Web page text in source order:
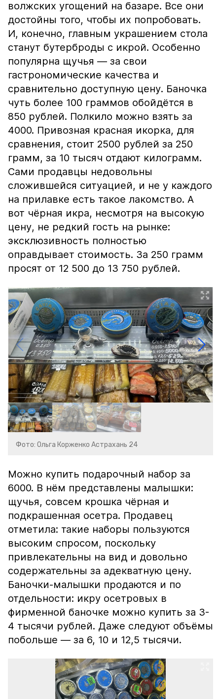
волжских угощений на базаре. Все они
достойны того, чтобы их попробовать.
И, конечно, главным украшением стола
станут бутерброды с икрой. Особенно
популярна щучья — за свои
гастрономические качества и
сравнительно доступную цену. Баночка
чуть более 100 граммов обойдётся в
850 рублей. Полкило можно взять за
4000. Привозная красная икорка, для
сравнения, стоит 2500 рублей за 250
грамм, за 10 тысяч отдают килограмм.
Сами продавцы недовольны
сложившейся ситуацией, и не у каждого
на прилавке есть такое лакомство. А
вот чёрная икра, несмотря на высокую
цену, не редкий гость на рынке:
эксклюзивность полностью
оправдывает стоимость. За 250 грамм
просят от 12 500 до 13 750 рублей.
Фото: Ольга Корженко Астрахань 24
Можно купить подарочный набор за
6000. В нём представлены малышки:
щучья, совсем крошка чёрная и
подкрашенная осетра. Продавец
отметила: такие наборы пользуются
высоким спросом, поскольку
привлекательны на вид и довольно
содержательны за адекватную цену.
Баночки-малышки продаются и по
отдельности: икру осетровых в
фирменной баночке можно купить за 3-
4 тысячи рублей. Даже следуют объёмы
побольше — за 6, 10 и 12,5 тысячи.